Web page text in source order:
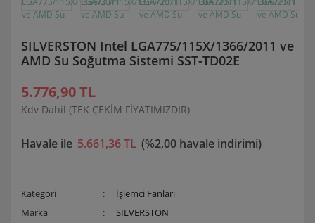
SILVERSTON Intel LGA775/115X/1366/2011 ve
AMD Su Soğutma Sistemi SST-TD02E
5.776,90 TL
Kdv Dahil (TEK ÇEKİM FİYATIMIZDIR)
Havale ile 5.661,36 TL (%2,00 havale indirimi)
Kategori
İşlemci Fanları
Marka
SILVERSTON